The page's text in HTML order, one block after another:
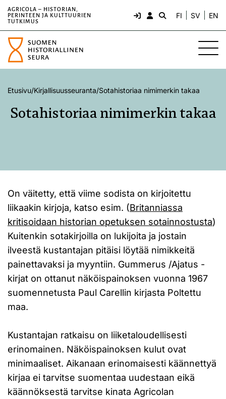
AGRICOLA – HISTORIAN,
PERINTEEN JA KULTTUURIEN
TUTKIMUS
FI SV EN
Etusivu/Kirjallisuusseuranta/Sotahistoriaa nimimerkin takaa
Sotahistoriaa nimimerkin takaa
On väitetty, että viime sodista on kirjoitettu
liikaakin kirjoja, katso esim. (Britanniassa
kritisoidaan historian opetuksen sotainnostusta)
Kuitenkin sotakirjoilla on lukijoita ja jostain
ilveestä kustantajan pitäisi löytää nimikkeitä
painettavaksi ja myyntiin. Gummerus /Ajatus -
kirjat on ottanut näköispainoksen vuonna 1967
suomennetusta Paul Carellin kirjasta Poltettu
maa.
Kustantajan ratkaisu on liiketaloudellisesti
erinomainen. Näköispainoksen kulut ovat
minimaaliset. Aikanaan erinomaisesti käännettyä
kirjaa ei tarvitse suomentaa uudestaan eikä
käännöksestä tarvitse kinata Agricolan